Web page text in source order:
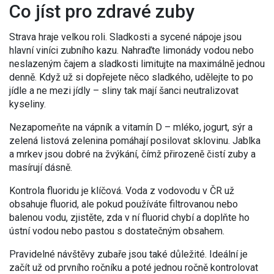
Co jíst pro zdravé zuby
Strava hraje velkou roli. Sladkosti a sycené nápoje jsou
hlavní viníci zubního kazu. Nahraďte limonády vodou nebo
neslazeným čajem a sladkosti limitujte na maximálně jednou
denně. Když už si dopřejete něco sladkého, udělejte to po
jídle a ne mezi jídly – sliny tak mají šanci neutralizovat
kyseliny.
Nezapomeňte na vápník a vitamín D – mléko, jogurt, sýr a
zelená listová zelenina pomáhají posilovat sklovinu. Jablka
a mrkev jsou dobré na žvýkání, čímž přirozeně čistí zuby a
masírují dásně.
Kontrola fluoridu je klíčová. Voda z vodovodu v ČR už
obsahuje fluorid, ale pokud používáte filtrovanou nebo
balenou vodu, zjistěte, zda v ní fluorid chybí a doplňte ho
ústní vodou nebo pastou s dostatečným obsahem.
Pravidelné návštěvy zubaře jsou také důležité. Ideální je
začít už od prvního ročníku a poté jednou ročně kontrolovat